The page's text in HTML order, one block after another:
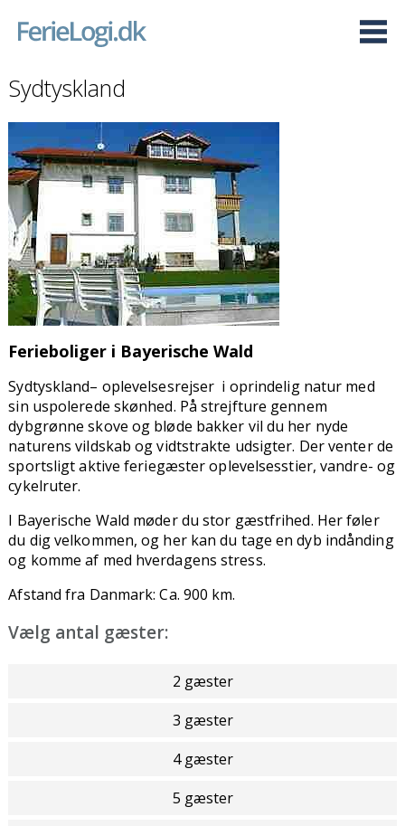
Sydtyskland
Ferieboliger i Bayerische Wald
Sydtyskland– oplevelsesrejser i oprindelig natur med
sin uspolerede skønhed. På strejfture gennem
dybgrønne skove og bløde bakker vil du her nyde
naturens vildskab og vidtstrakte udsigter. Der venter de
sportsligt aktive feriegæster oplevelsesstier, vandre- og
cykelruter.
I Bayerische Wald møder du stor gæstfrihed. Her føler
du dig velkommen, og her kan du tage en dyb indånding
og komme af med hverdagens stress.
Afstand fra Danmark: Ca. 900 km.
Vælg antal gæster:
2 gæster
3 gæster
4 gæster
5 gæster